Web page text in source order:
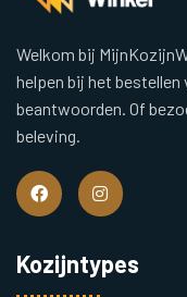
Welkom bij
helpen bij het
beantwoorden. Of
beleving.
Kozijntypes